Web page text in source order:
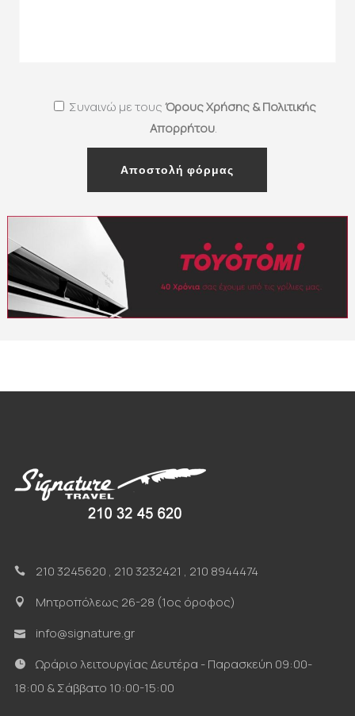
Συναινώ με τουςΌρους Χρήσης & Πολιτικής
Απορρήτου.
210 3245620 , 210 3232421 , 210 8944474
Μητροπόλεως 26-28 (1ος όροφος)
info@signature.gr
Ωράριο λειτουργίας Δευτέρα - Παρασκεύη 09:00-
18:00 & Σάββατο 10:00-15:00